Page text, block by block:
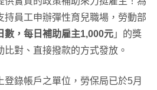
持員工申辦彈性育兒職場，勞動部
數，每日補助雇主1,000元 」的獎
對、直接撥款的方式發放。
錄帳戶之單位，勞保局已於5月